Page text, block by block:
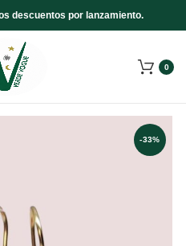
descuentos por lanzamiento.
0
-33%